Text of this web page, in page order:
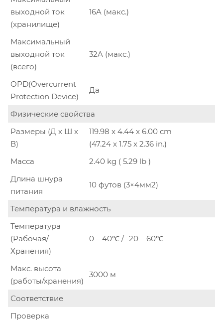
выходной ток
(хранилище)
16A (макс.)
Максимальный
выходной ток
(всего)
32A (макс.)
OPD(Overcurrent
Protection Device)
Да
Физические свойства
Размеры (Д х Ш х
В)
119.98 x 4.44 x 6.00 cm
(47.24 x 1.75 x 2.36 in.)
Масса
2.40 kg ( 5.29 lb )
Длина шнура
питания
10 футов (3×4мм2)
Температура и влажность
Температура
(Рабочая/
Хранения)
0 – 40℃ / -20 – 60℃
Макс. высота
(работы/хранения)
3000 м
Соответствие
Проверка